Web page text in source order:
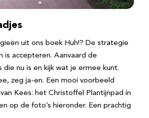
uit ons boek Huh!? De strategie
is accepteren. Aanvaard de
die nu is en kijk wat je ermee kunt.
zeg ja-en. Een mooi voorbeeld
Kees: het Christoffel Plantijnpad in
op de foto’s hieronder. Een prachtig